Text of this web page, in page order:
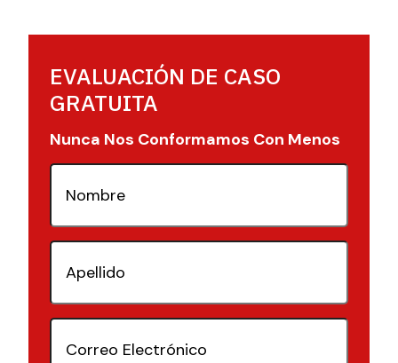
EVALUACIÓN DE CASO
GRATUITA
Nunca Nos Conformamos Con Menos
Nombre(Requerido)
Apellido(Requerido)
Correo
Electrónico(Requerido)